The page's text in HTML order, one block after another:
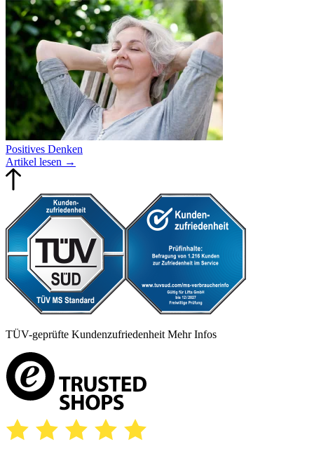
Positives Denken
Artikel lesen →
TÜV-geprüfte Kundenzufriedenheit Mehr Infos